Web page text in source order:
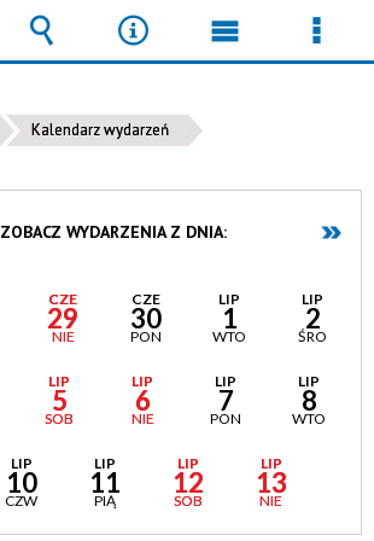
Kalendarz wydarzeń
ZOBACZ WYDARZENIA Z DNIA:
CZE
29
NIE
CZE
30
PON
LIP
1
WTO
LIP
2
ŚRO
LIP
5
SOB
LIP
6
NIE
LIP
7
PON
LIP
8
WTO
LIP
10
CZW
LIP
11
PIĄ
LIP
12
SOB
LIP
13
NIE
Wyszukiwarka
Narzędzia
Menu